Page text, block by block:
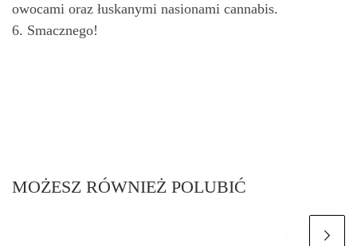
owocami oraz łuskanymi nasionami cannabis.
6. Smacznego!
MOŻESZ RÓWNIEŻ POLUBIĆ